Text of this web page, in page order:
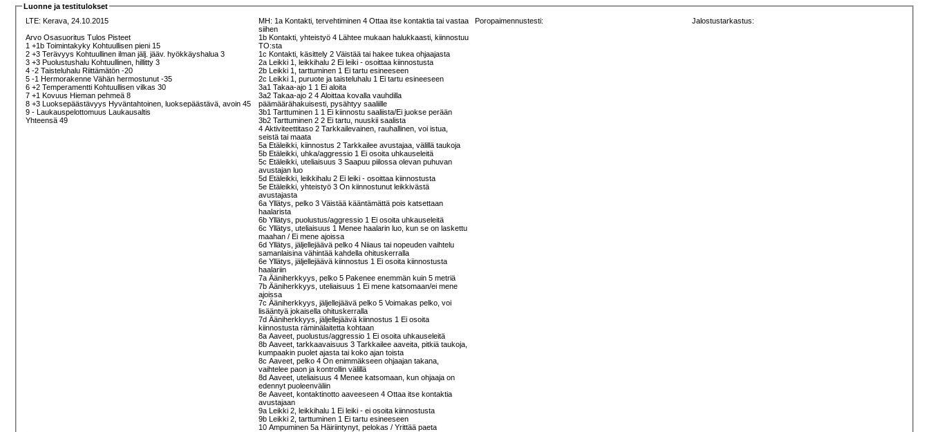
Luonne ja testitulokset
LTE:Kerava, 24.10.2015
Arvo Osasuoritus Tulos Pisteet
1 +1b Toimintakyky Kohtuullisen pieni 15
2 +3 Terävyys Kohtuullinen ilman jälj. jääv. hyökkäyshalua 3
3 +3 Puolustushalu Kohtuullinen, hillitty 3
4 -2 Taisteluhalu Riittämätön -20
5 -1 Hermorakenne Vähän hermostunut -35
6 +2 Temperamentti Kohtuullisen vilkas 30
7 +1 Kovuus Hieman pehmeä 8
8 +3 Luoksepäästävyys Hyväntahtoinen, luoksepäästävä, avoin 45
9 - Laukauspelottomuus Laukausaltis
Yhteensä 49
MH: 1a Kontakti, tervehtiminen 4 Ottaa itse kontaktia tai vastaa
siihen
1b Kontakti, yhteistyö 4 Lähtee mukaan halukkaasti, kiinnostuu
TO:sta
1c Kontakti, käsittely 2 Väistää tai hakee tukea ohjaajasta
2a Leikki 1, leikkihalu 2 Ei leiki - osoittaa kiinnostusta
2b Leikki 1, tarttuminen 1 Ei tartu esineeseen
2c Leikki 1, puruote ja taisteluhalu 1 Ei tartu esineeseen
3a1 Takaa-ajo 1 1 Ei aloita
3a2 Takaa-ajo 2 4 Aloittaa kovalla vauhdilla
päämäärähakuisesti, pysähtyy saaliille
3b1 Tarttuminen 1 1 Ei kiinnostu saaliista/Ei juokse perään
3b2 Tarttuminen 2 2 Ei tartu, nuuskii saalista
4 Aktiviteettitaso 2 Tarkkailevainen, rauhallinen, voi istua,
seistä tai maata
5a Etäleikki, kiinnostus 2 Tarkkailee avustajaa, välillä taukoja
5b Etäleikki, uhka/aggressio 1 Ei osoita uhkauseleitä
5c Etäleikki, uteliaisuus 3 Saapuu piilossa olevan puhuvan
avustajan luo
5d Etäleikki, leikkihalu 2 Ei leiki - osoittaa kiinnostusta
5e Etäleikki, yhteistyö 3 On kiinnostunut leikkivästä
avustajasta
6a Yllätys, pelko 3 Väistää kääntämättä pois katsettaan
haalarista
6b Yllätys, puolustus/aggressio 1 Ei osoita uhkauseleitä
6c Yllätys, uteliaisuus 1 Menee haalarin luo, kun se on laskettu
maahan / Ei mene ajoissa
6d Yllätys, jäljellejäävä pelko 4 Niiaus tai nopeuden vaihtelu
samanlaisina vähintää kahdella ohituskerralla
6e Yllätys, jäljellejäävä kiinnostus 1 Ei osoita kiinnostusta
haalariin
7a Ääniherkkyys, pelko 5 Pakenee enemmän kuin 5 metriä
7b Ääniherkkyys, uteliaisuus 1 Ei mene katsomaan/ei mene
ajoissa
7c Ääniherkkyys, jäljellejäävä pelko 5 Voimakas pelko, voi
lisääntyä jokaisella ohituskerralla
7d Ääniherkkyys, jäljellejäävä kiinnostus 1 Ei osoita
kiinnostusta räminälaitetta kohtaan
8a Aaveet, puolustus/aggressio 1 Ei osoita uhkauseleitä
8b Aaveet, tarkkaavaisuus 3 Tarkkailee aaveita, pitkiä taukoja,
kumpaakin puolet ajasta tai koko ajan toista
8c Aaveet, pelko 4 On enimmäkseen ohjaajan takana,
vaihtelee paon ja kontrollin välillä
8d Aaveet, uteliaisuus 4 Menee katsomaan, kun ohjaaja on
edennyt puoleenväliin
8e Aaveet, kontaktinotto aaveeseen 4 Ottaa itse kontaktia
avustajaan
9a Leikki 2, leikkihalu 1 Ei leiki - ei osoita kiinnostusta
9b Leikki 2, tarttuminen 1 Ei tartu esineeseen
10 Ampuminen 5a Häiriintynyt, pelokas / Yrittää paeta
Poropaimennustesti: Jalostustarkastus: